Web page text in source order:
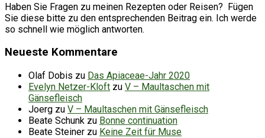
Haben Sie Fragen zu meinen Rezepten oder Reisen? Fügen
Sie diese bitte zu den entsprechenden Beitrag ein. Ich werde
so schnell wie möglich antworten.
Neueste Kommentare
Olaf Dobis zu Das Apiaceae-Jahr 2020
Evelyn Netzer-Kloft zu V – Maultaschen mit
Gänsefleisch
Joerg zu V – Maultaschen mit Gänsefleisch
Beate Schunk zu Bonne continuation
Beate Steiner zu Keine Zeit für Muse